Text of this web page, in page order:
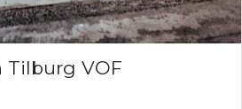
Tilburg VOF